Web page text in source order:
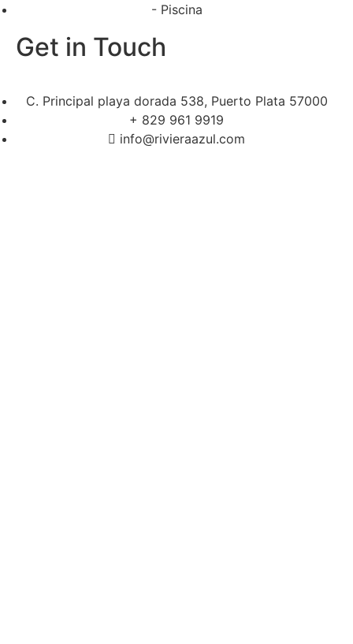
- Piscina
Get in Touch
C. Principal playa dorada 538, Puerto Plata 57000
+ 829 961 9919
info@rivieraazul.com